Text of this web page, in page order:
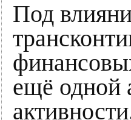
Под
ещё одной